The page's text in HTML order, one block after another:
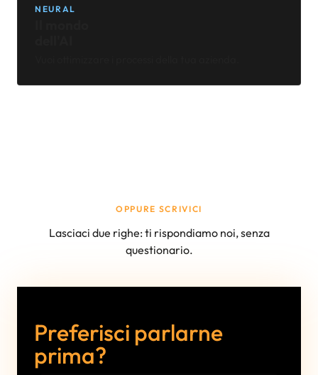
NEURAL
OPPURE SCRIVICI
Lasciaci due righe: ti rispondiamo noi, senza
questionario.
Preferisci parlarne
prima?